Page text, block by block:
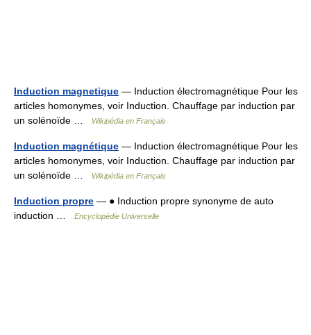
Induction magnetique — Induction électromagnétique Pour les
articles homonymes, voir Induction. Chauffage par induction par
un solénoïde …
Wikipédia en Français
Induction magnétique — Induction électromagnétique Pour les
articles homonymes, voir Induction. Chauffage par induction par
un solénoïde …
Wikipédia en Français
Induction propre — ● Induction propre synonyme de auto
induction …
Encyclopédie Universelle